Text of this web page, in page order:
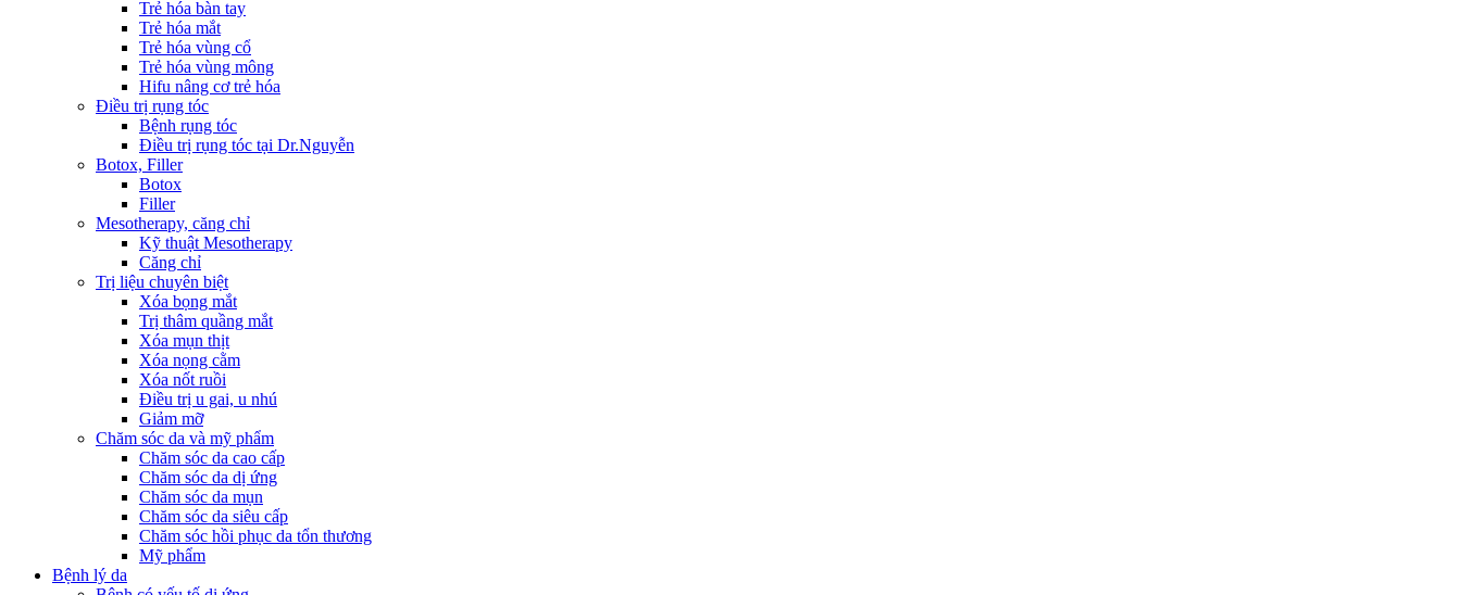
Trẻ hóa bàn tay
Trẻ hóa mắt
Trẻ hóa vùng cổ
Trẻ hóa vùng mông
Hifu nâng cơ trẻ hóa
Điều trị rụng tóc
Bệnh rụng tóc
Điều trị rụng tóc tại Dr.Nguyễn
Botox, Filler
Botox
Filler
Mesotherapy, căng chỉ
Kỹ thuật Mesotherapy
Căng chỉ
Trị liệu chuyên biệt
Xóa bọng mắt
Trị thâm quầng mắt
Xóa mụn thịt
Xóa nọng cằm
Xóa nốt ruồi
Điều trị u gai, u nhú
Giảm mỡ
Chăm sóc da và mỹ phẩm
Chăm sóc da cao cấp
Chăm sóc da dị ứng
Chăm sóc da mụn
Chăm sóc da siêu cấp
Chăm sóc hồi phục da tổn thương
Mỹ phẩm
Bệnh lý da